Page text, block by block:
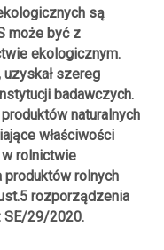
są
może być z
ekologicznym.
szereg
badawczych.
naturalnych
właściwości
rolnictwie
rolnych
rozporządzenia
SE/29/2020.